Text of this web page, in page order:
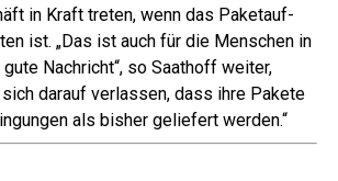
in Kraft tre­ten, wenn das Paket­auf­
ist. „Das ist auch für die Men­schen in
Nach­richt“, so Saat­hoff wei­ter,
sich dar­auf ver­las­sen, dass ihre Pake­te
als bis­her gelie­fert werden.“